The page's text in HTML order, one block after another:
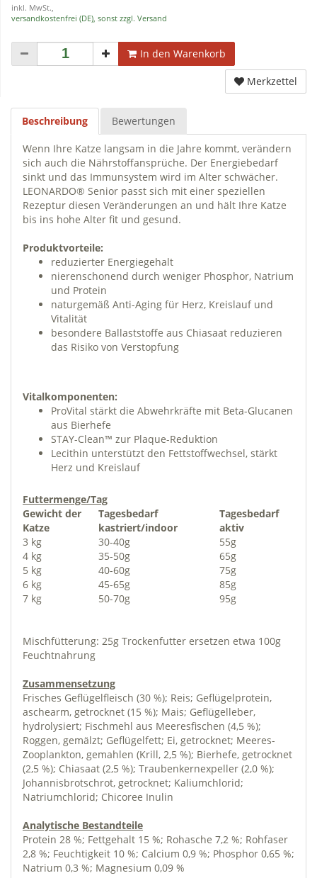
inkl. MwSt.,
versandkostenfrei (DE), sonst zzgl. Versand
In den Warenkorb
Merkzettel
Beschreibung Bewertungen
Wenn Ihre Katze langsam in die Jahre kommt, verändern
sich auch die Nährstoffansprüche. Der Energiebedarf
sinkt und das Immunsystem wird im Alter schwächer.
LEONARDO® Senior passt sich mit einer speziellen
Rezeptur diesen Veränderungen an und hält Ihre Katze
bis ins hohe Alter fit und gesund.
Produktvorteile:
reduzierter Energiegehalt
nierenschonend durch weniger Phosphor, Natrium
und Protein
naturgemäß Anti-Aging für Herz, Kreislauf und
Vitalität
besondere Ballaststoffe aus Chiasaat reduzieren
das Risiko von Verstopfung
Vitalkomponenten:
ProVital stärkt die Abwehrkräfte mit Beta-Glucanen
aus Bierhefe
STAY-Clean™ zur Plaque-Reduktion
Lecithin unterstützt den Fettstoffwechsel, stärkt
Herz und Kreislauf
Futtermenge/Tag
Gewicht der
Katze
Tagesbedarf
kastriert/indoor
Tagesbedarf
aktiv
3 kg
30-40g
55g
4 kg
35-50g
65g
5 kg
40-60g
75g
6 kg
45-65g
85g
7 kg
50-70g 95g
Mischfütterung: 25g Trockenfutter ersetzen etwa 100g
Feuchtnahrung
Zusammensetzung
Frisches Geflügelfleisch (30 %); Reis; Geflügelprotein,
aschearm, getrocknet (15 %); Mais; Geflügelleber,
hydrolysiert; Fischmehl aus Meeresfischen (4,5 %);
Roggen, gemälzt; Geflügelfett; Ei, getrocknet; Meeres-
Zooplankton, gemahlen (Krill, 2,5 %); Bierhefe, getrocknet
(2,5 %); Chiasaat (2,5 %); Traubenkernexpeller (2,0 %);
Johannisbrotschrot, getrocknet; Kaliumchlorid;
Natriumchlorid; Chicoree Inulin
Analytische Bestandteile
Protein 28 %; Fettgehalt 15 %; Rohasche 7,2 %; Rohfaser
2,8 %; Feuchtigkeit 10 %; Calcium 0,9 %; Phosphor 0,65 %;
Natrium 0,3 %; Magnesium 0,09 %